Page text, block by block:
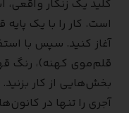
کلید یک زنگار واقعی،
است. کار را با یک
آغاز کنید. سپس با
قلم‌موی کهنه)، رنگ
بخش‌هایی از کار بزنید.
آجری را تنها در